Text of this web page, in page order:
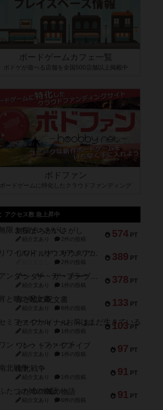
ボードゲームカフェ一覧
ボドゲが遊べる店舗を全国500店舗以上掲載中
ボドファン
ボードゲームに特化したクラウドファンディング
アクセス数 急上昇中
574 PT
無限まちがいさがし
紹介文あり 2件の投稿
389 PT
リワイルド：サウスアメリカ
2件の投稿
378 PT
アンダー・ザ・テーブラー
紹介文あり 1件の投稿
133 PT
宵と暁の呪文書
紹介文あり 8件の投稿
103 PT
セミファイナル ～お前はまだ生きている～
紹介文あり 1件の投稿
97 PT
ワン・トゥ・ファイブ
紹介文あり 1件の投稿
91 PT
南北戦争
紹介文あり 1件の投稿
91 PT
ふたつの城の物語
紹介文あり 6件の投稿